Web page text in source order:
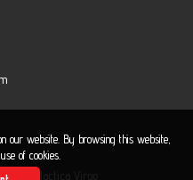
our website. By browsing this website,
of cookies.